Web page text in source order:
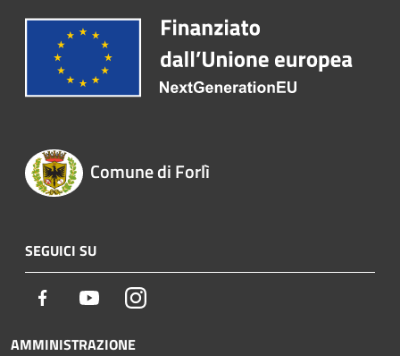
Comune di Forlì
SEGUICI SU
Facebook YoutubeInstagram
AMMINISTRAZIONE